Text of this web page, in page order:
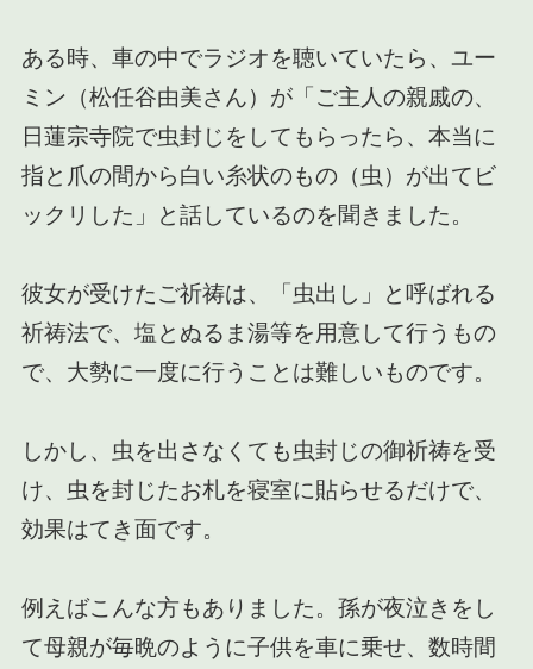
ある時、車の中でラジオを聴いていたら、ユー
ミン（松任谷由美さん）が「ご主人の親戚の、
日蓮宗寺院で虫封じをしてもらったら、本当に
指と爪の間から白い糸状のもの（虫）が出てビ
ックリした」と話しているのを聞きました。
彼女が受けたご祈祷は、「虫出し」と呼ばれる
祈祷法で、塩とぬるま湯等を用意して行うもの
で、大勢に一度に行うことは難しいものです。
しかし、虫を出さなくても虫封じの御祈祷を受
け、虫を封じたお札を寝室に貼らせるだけで、
効果はてき面です。
例えばこんな方もありました。孫が夜泣きをし
て母親が毎晩のように子供を車に乗せ、数時間